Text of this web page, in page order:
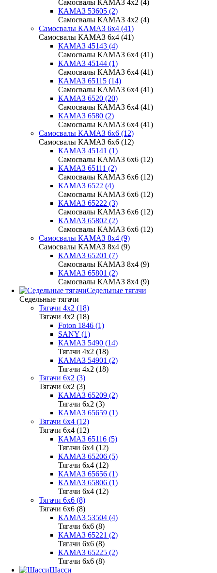
Самосвалы КАМАЗ 4х2 (4)
КАМАЗ 53605 (2)
Самосвалы КАМАЗ 4х2 (4)
Самосвалы КАМАЗ 6х4 (41)
Самосвалы КАМАЗ 6х4 (41)
КАМАЗ 45143 (4)
Самосвалы КАМАЗ 6х4 (41)
КАМАЗ 45144 (1)
Самосвалы КАМАЗ 6х4 (41)
КАМАЗ 65115 (14)
Самосвалы КАМАЗ 6х4 (41)
КАМАЗ 6520 (20)
Самосвалы КАМАЗ 6х4 (41)
КАМАЗ 6580 (2)
Самосвалы КАМАЗ 6х4 (41)
Самосвалы КАМАЗ 6х6 (12)
Самосвалы КАМАЗ 6х6 (12)
КАМАЗ 45141 (1)
Самосвалы КАМАЗ 6х6 (12)
КАМАЗ 65111 (2)
Самосвалы КАМАЗ 6х6 (12)
КАМАЗ 6522 (4)
Самосвалы КАМАЗ 6х6 (12)
КАМАЗ 65222 (3)
Самосвалы КАМАЗ 6х6 (12)
КАМАЗ 65802 (2)
Самосвалы КАМАЗ 6х6 (12)
Самосвалы КАМАЗ 8х4 (9)
Самосвалы КАМАЗ 8х4 (9)
КАМАЗ 65201 (7)
Самосвалы КАМАЗ 8х4 (9)
КАМАЗ 65801 (2)
Самосвалы КАМАЗ 8х4 (9)
Седельные тягачи
Седельные тягачи
Тягачи 4x2 (18)
Тягачи 4x2 (18)
Foton 1846 (1)
SANY (1)
КАМАЗ 5490 (14)
Тягачи 4x2 (18)
КАМАЗ 54901 (2)
Тягачи 4x2 (18)
Тягачи 6x2 (3)
Тягачи 6x2 (3)
КАМАЗ 65209 (2)
Тягачи 6x2 (3)
КАМАЗ 65659 (1)
Тягачи 6x4 (12)
Тягачи 6x4 (12)
КАМАЗ 65116 (5)
Тягачи 6x4 (12)
КАМАЗ 65206 (5)
Тягачи 6x4 (12)
КАМАЗ 65656 (1)
КАМАЗ 65806 (1)
Тягачи 6x4 (12)
Тягачи 6x6 (8)
Тягачи 6x6 (8)
КАМАЗ 53504 (4)
Тягачи 6x6 (8)
КАМАЗ 65221 (2)
Тягачи 6x6 (8)
КАМАЗ 65225 (2)
Тягачи 6x6 (8)
Шасси